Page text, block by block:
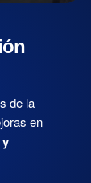
de la
en